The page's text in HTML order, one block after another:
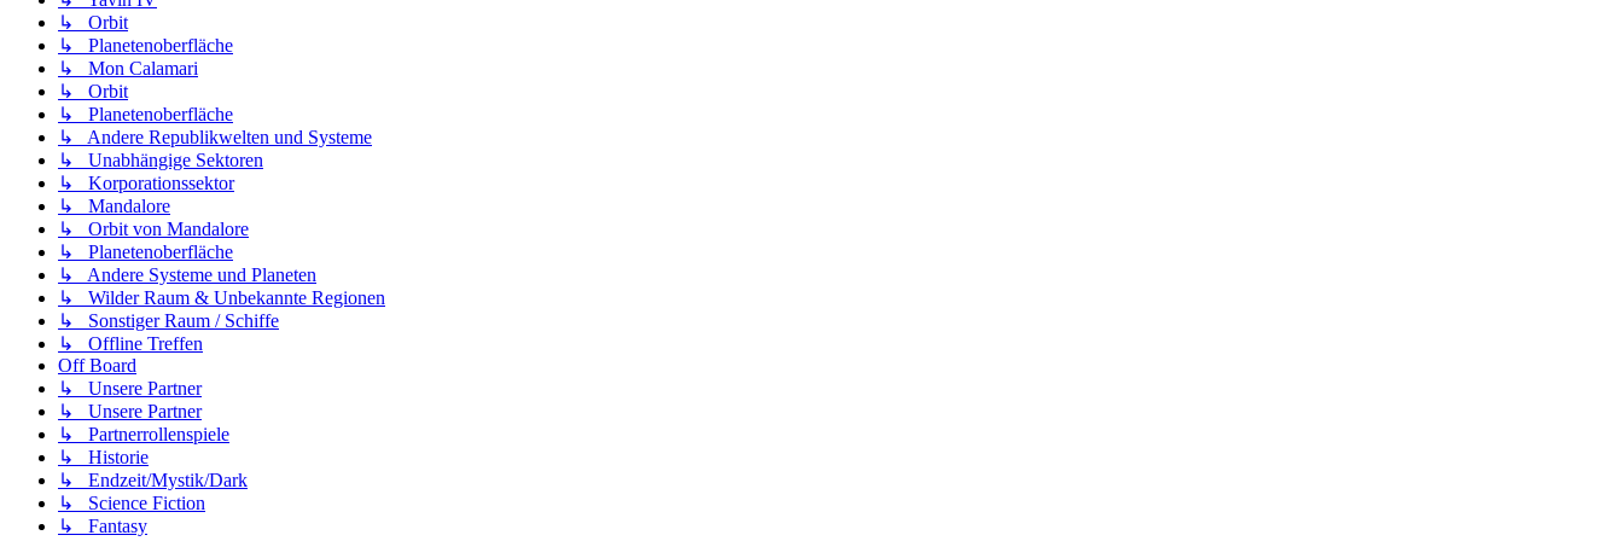
↳ Orbit
↳ Planetenoberfläche
↳ Mon Calamari
↳ Orbit
↳ Planetenoberfläche
↳ Andere Republikwelten und Systeme
↳ Unabhängige Sektoren
↳ Korporationssektor
↳ Mandalore
↳ Orbit von Mandalore
↳ Planetenoberfläche
↳ Andere Systeme und Planeten
↳ Wilder Raum & Unbekannte Regionen
↳ Sonstiger Raum / Schiffe
↳ Offline Treffen
Off Board
↳ Unsere Partner
↳ Unsere Partner
↳ Partnerrollenspiele
↳ Historie
↳ Endzeit/Mystik/Dark
↳ Science Fiction
↳ Fantasy